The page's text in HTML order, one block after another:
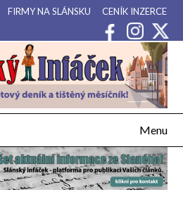
FIRMY NA SLÁNSKU
CENÍK INZERCE
Infáček
měsíčník pro Slánsko, Kladensko
a Lounsko.
Menu